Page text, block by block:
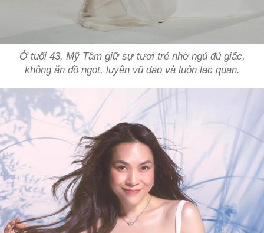
Ở tuổi 43, Mỹ Tâm giữ sự tươi trẻ nhờ ngủ đủ giấc,
không ăn đồ ngọt, luyện vũ đạo và luôn lạc quan.